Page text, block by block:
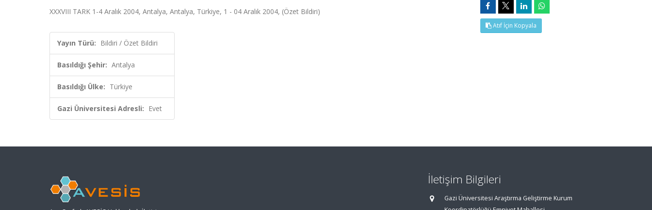
XXXVIII TARK 1-4 Aralık 2004, Antalya, Antalya, Türkiye, 1 - 04 Aralık 2004, (Özet Bildiri)
Yayın Türü: Bildiri / Özet Bildiri
Basıldığı Şehir: Antalya
Basıldığı Ülke: Türkiye
Gazi Üniversitesi Adresli: Evet
Atıf İçin Kopyala
İletişim Bilgileri
Gazi Üniversitesi Araştırma Geliştirme Kurum